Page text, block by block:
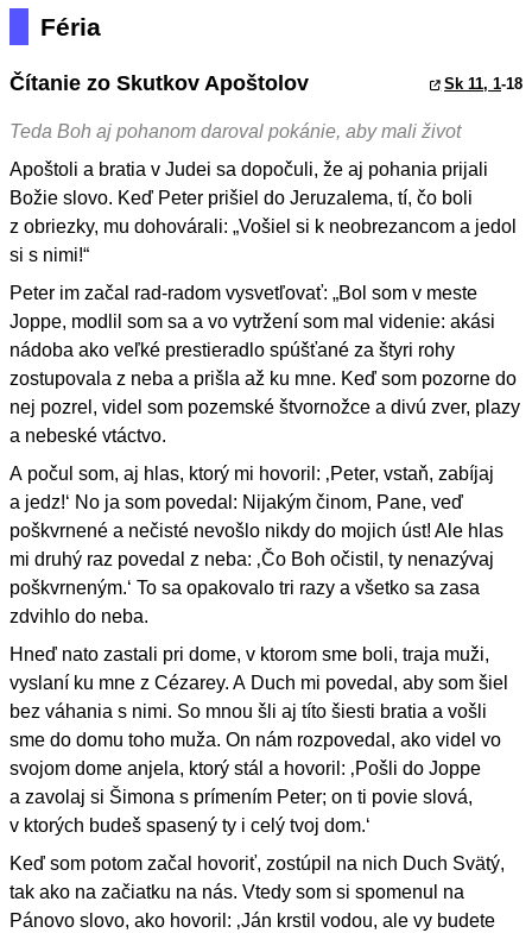
Féria
Čítanie zo Skutkov Apoštolov Sk 11, 1-18
Teda Boh aj pohanom daroval pokánie, aby mali život
Apoštoli a bratia v Judei sa dopočuli, že aj pohania prijali
Božie slovo. Keď Peter prišiel do Jeruzalema, tí, čo boli
z obriezky, mu dohovárali: „Vošiel si k neobrezancom a jedol
si s nimi!“
Peter im začal rad-radom vysvetľovať: „Bol som v meste
Joppe, modlil som sa a vo vytržení som mal videnie: akási
nádoba ako veľké prestieradlo spúšťané za štyri rohy
zostupovala z neba a prišla až ku mne. Keď som pozorne do
nej pozrel, videl som pozemské štvornožce a divú zver, plazy
a nebeské vtáctvo.
A počul som, aj hlas, ktorý mi hovoril: ‚Peter, vstaň, zabíjaj
a jedz!‘ No ja som povedal: Nijakým činom, Pane, veď
poškvrnené a nečisté nevošlo nikdy do mojich úst! Ale hlas
mi druhý raz povedal z neba: ‚Čo Boh očistil, ty nenazývaj
poškvrneným.‘ To sa opakovalo tri razy a všetko sa zasa
zdvihlo do neba.
Hneď nato zastali pri dome, v ktorom sme boli, traja muži,
vyslaní ku mne z Cézarey. A Duch mi povedal, aby som šiel
bez váhania s nimi. So mnou šli aj títo šiesti bratia a vošli
sme do domu toho muža. On nám rozpovedal, ako videl vo
svojom dome anjela, ktorý stál a hovoril: ‚Pošli do Joppe
a zavolaj si Šimona s prímením Peter; on ti povie slová,
v ktorých budeš spasený ty i celý tvoj dom.‘
Keď som potom začal hovoriť, zostúpil na nich Duch Svätý,
tak ako na začiatku na nás. Vtedy som si spomenul na
Pánovo slovo, ako hovoril: ‚Ján krstil vodou, ale vy budete